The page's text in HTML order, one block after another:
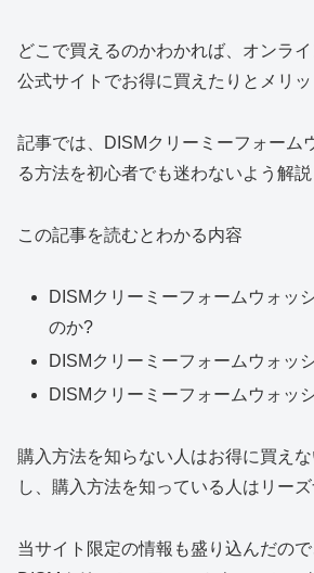
どこで買えるのかわかれば、オンライ
公式サイトでお得に買えたりとメリッ
記事では、DISMクリーミーフォーム
る方法を初心者でも迷わないよう解説
この記事を読むとわかる内容
DISMクリーミーフォームウォッ
のか?
DISMクリーミーフォームウォッ
DISMクリーミーフォームウォッ
購入方法を知らない人はお得に買え
し、購入方法を知っている人はリーズ
当サイト限定の情報も盛り込んだの